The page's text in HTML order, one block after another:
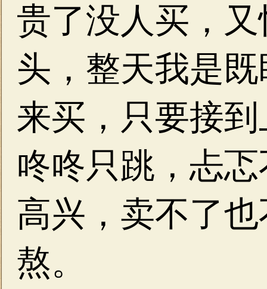
贵了没人买，
头，整天我是
来买，只要接
咚咚只跳，忐
高兴，卖不了
熬。